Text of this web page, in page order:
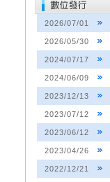
2026/07/01
2026/05/30
2024/07/17
2024/06/09
2023/12/13
2023/07/12
2023/06/12
2023/04/26
2022/12/21